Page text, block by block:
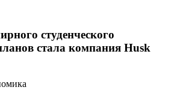
студенческого
стала компания Husk